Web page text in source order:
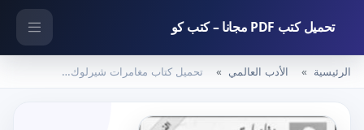
تحميل كتب PDF مجانا – كتب كو
الرئيسية الأدب العالمي تحميل كتاب مغامرات شيرلوك هولمز – ذو الغرة الفضية PDF تأليف آرثر كونان دويل مجانا [كامل]